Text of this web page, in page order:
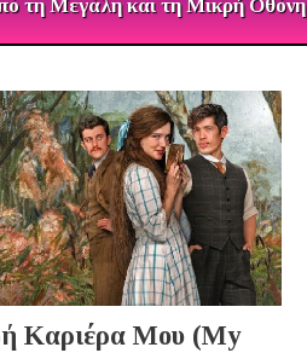
τη Μεγάλη και τη Μικρή Οθόνη
Καριέρα Μου (My